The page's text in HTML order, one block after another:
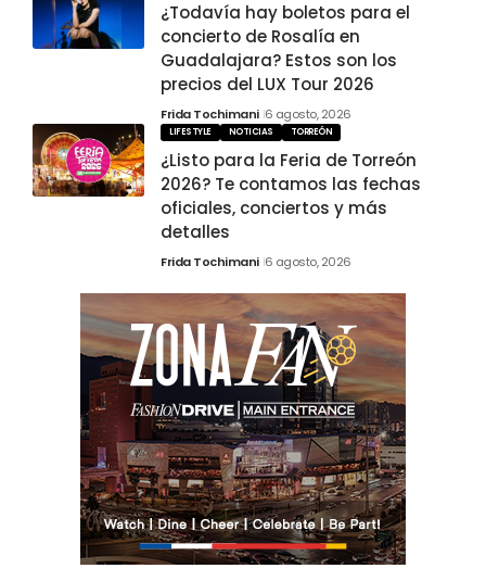
¿Todavía hay boletos para el
concierto de Rosalía en
Guadalajara? Estos son los
precios del LUX Tour 2026
Frida Tochimani 6 agosto, 2026
LIFESTYLE NOTICIAS TORREÓN
¿Listo para la Feria de Torreón
2026? Te contamos las fechas
oficiales, conciertos y más
detalles
Frida Tochimani 6 agosto, 2026